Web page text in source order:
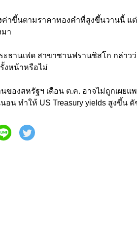
ค่าขึ้นตามราคาทองคำที่สูงขึ้นวานนี้
มา
ะธานเฟด สาขาซานฟรานซิสโก กล่า
งหน้าหรือไม่
นของสหรัฐฯ เดือน ต.ค. อาจไม่ถูกเผย
อน ทำให้ US Treasury yields สูงขึ้น